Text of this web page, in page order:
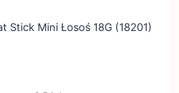
Stick Mini Łosoś 18G (18201)